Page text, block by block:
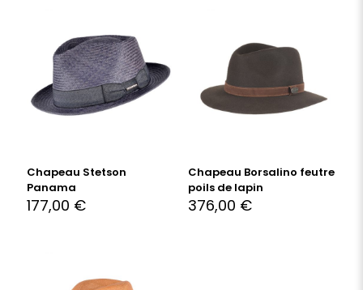
Chapeau Stetson
Panama
177,00 €
Chapeau Borsalino feutre
poils de lapin
376,00 €